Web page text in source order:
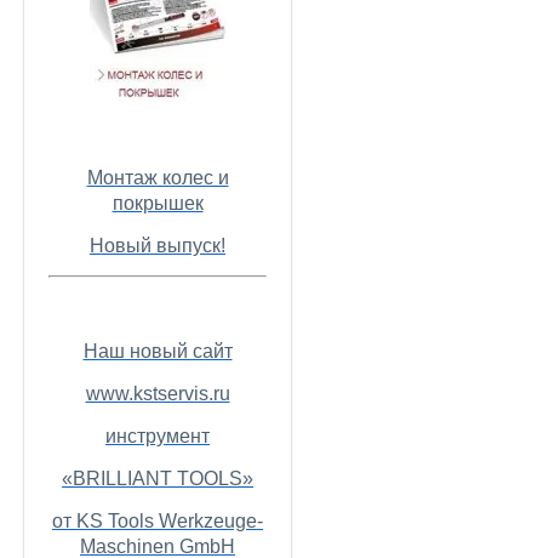
Монтаж колес и
покрышек
Новый выпуск!
Наш новый сайт
www.kstservis.ru
инструмент
«BRILLIANT TOOLS»
от KS Tools Werkzeuge-
Maschinen GmbH